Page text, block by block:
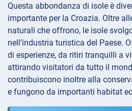
Questa abbondanza di isole è
importante per la Croazia. Oltre
naturali che offrono, le isole
nell’industria turistica del Paese.
di esperienze, da ritiri tranquilli a
attirando visitatori da tutto il
contribuiscono inoltre alla
e fungono da importanti habitat